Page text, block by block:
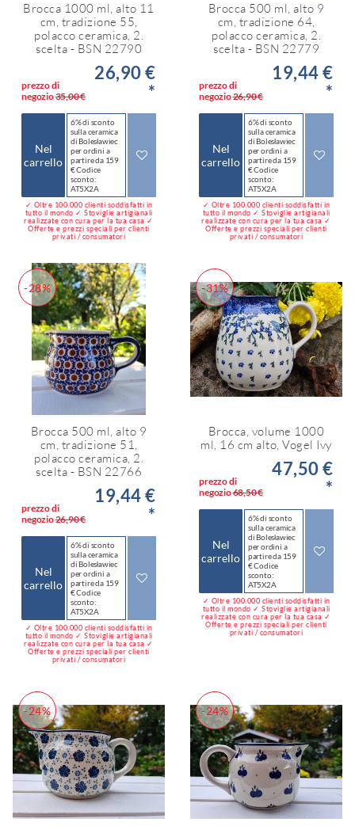
Brocca 1000 ml, alto 11
cm, tradizione 55,
polacco ceramica, 2.
scelta - BSN 22790
prezzo di
negozio35,00 €
26,90 €
*
Nel
carrello
6% di sconto
sulla ceramica
di Bolesławiec
per ordini a
partire da 159
€ Codice
sconto:
AT5X2A
✓ Oltre 100.000 clienti soddisfatti in
tutto il mondo ✓ Stoviglie artigianali
realizzate con cura per la tua casa ✓
Offerte e prezzi speciali per clienti
privati / consumatori
Brocca 500 ml, alto 9
cm, tradizione 64,
polacco ceramica, 2.
scelta - BSN 22779
prezzo di
negozio26,90 €
19,44 €
*
Nel
carrello
6% di sconto
sulla ceramica
di Bolesławiec
per ordini a
partire da 159
€ Codice
sconto:
AT5X2A
✓ Oltre 100.000 clienti soddisfatti in
tutto il mondo ✓ Stoviglie artigianali
realizzate con cura per la tua casa ✓
Offerte e prezzi speciali per clienti
privati / consumatori
-28%
Brocca 500 ml, alto 9
cm, tradizione 51,
polacco ceramica, 2.
scelta - BSN 22766
prezzo di
negozio26,90 €
19,44 €
*
Nel
carrello
6% di sconto
sulla ceramica
di Bolesławiec
per ordini a
partire da 159
€ Codice
sconto:
AT5X2A
✓ Oltre 100.000 clienti soddisfatti in
tutto il mondo ✓ Stoviglie artigianali
realizzate con cura per la tua casa ✓
Offerte e prezzi speciali per clienti
privati / consumatori
-31%
Brocca, volume 1000
ml, 16 cm alto, Vogel Ivy
prezzo di
negozio68,50 €
47,50 €
*
Nel
carrello
6% di sconto
sulla ceramica
di Bolesławiec
per ordini a
partire da 159
€ Codice
sconto:
AT5X2A
✓ Oltre 100.000 clienti soddisfatti in
tutto il mondo ✓ Stoviglie artigianali
realizzate con cura per la tua casa ✓
Offerte e prezzi speciali per clienti
privati / consumatori
-24% -24%